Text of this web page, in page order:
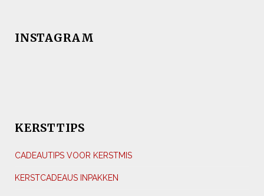
INSTAGRAM
KERSTTIPS
CADEAUTIPS VOOR KERSTMIS
KERSTCADEAUS INPAKKEN